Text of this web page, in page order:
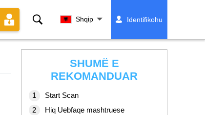
Kërko Shqip Identifikohu
SHUMË E
REKOMANDUAR
Start Scan
Hiq Uebfaqe mashtruese